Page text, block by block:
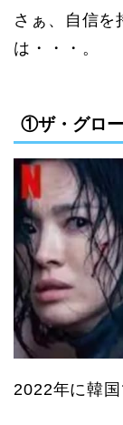
さぁ、自信を
は・・・。
①ザ・グロ
2022年に韓国